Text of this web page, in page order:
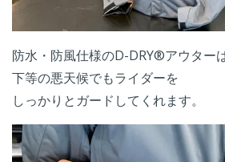
防水・防風仕様のD-DRY®アウター
下等の悪天候でもライダーを
しっかりとガードしてくれます。